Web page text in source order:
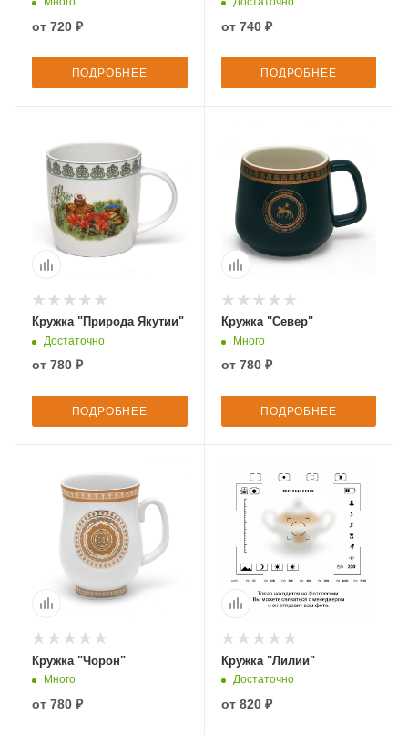
от 720 ₽
ПОДРОБНЕЕ
от 740 ₽
ПОДРОБНЕЕ
Кружка "Природа Якутии"
Достаточно
от 780 ₽
ПОДРОБНЕЕ
Кружка "Север"
Много
от 780 ₽
ПОДРОБНЕЕ
Кружка "Чорон"
Много
от 780 ₽
Кружка "Лилии"
Достаточно
от 820 ₽